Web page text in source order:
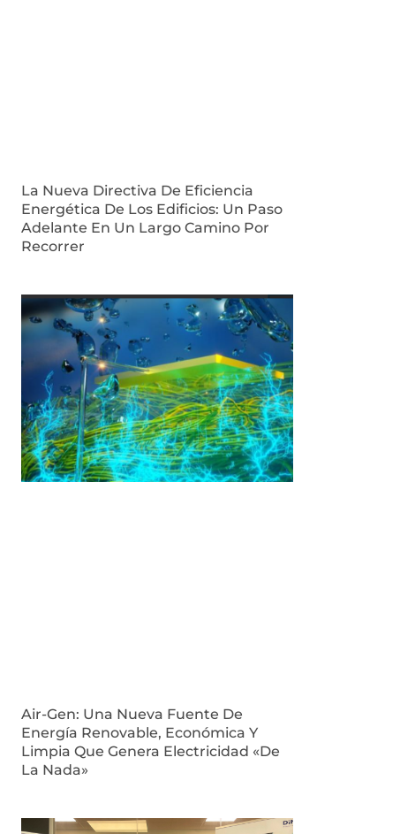
La Nueva Directiva De Eficiencia
Energética De Los Edificios: Un Paso
Adelante En Un Largo Camino Por
Recorrer
Air-Gen: Una Nueva Fuente De
Energía Renovable, Económica Y
Limpia Que Genera Electricidad «de
La Nada»